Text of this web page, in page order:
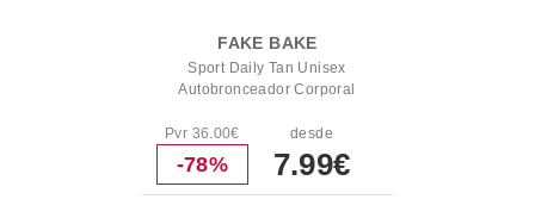
FAKE BAKE
Sport Daily Tan Unisex
Autobronceador Corporal
Pvr 36.00€
-78%
desde
7.99€